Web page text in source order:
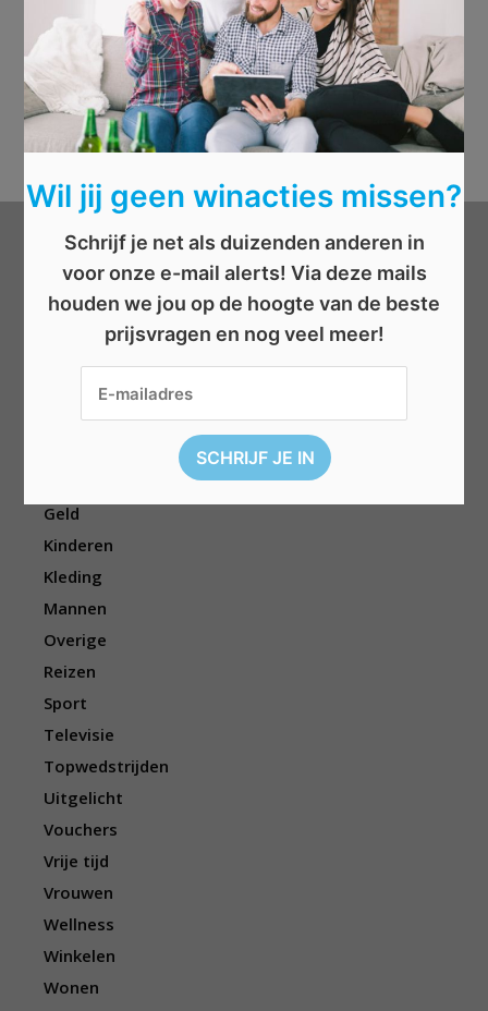
Categorieën
Cadeau
Dieren
Geld
Kinderen
Kleding
Mannen
Overige
Reizen
Sport
Televisie
Topwedstrijden
Uitgelicht
Vouchers
Vrije tijd
Vrouwen
Wellness
Winkelen
Wonen
Wil jij geen winacties missen?
Schrijf je net als duizenden anderen in
voor onze e-mail alerts! Via deze mails
houden we jou op de hoogte van de beste
prijsvragen en nog veel meer!